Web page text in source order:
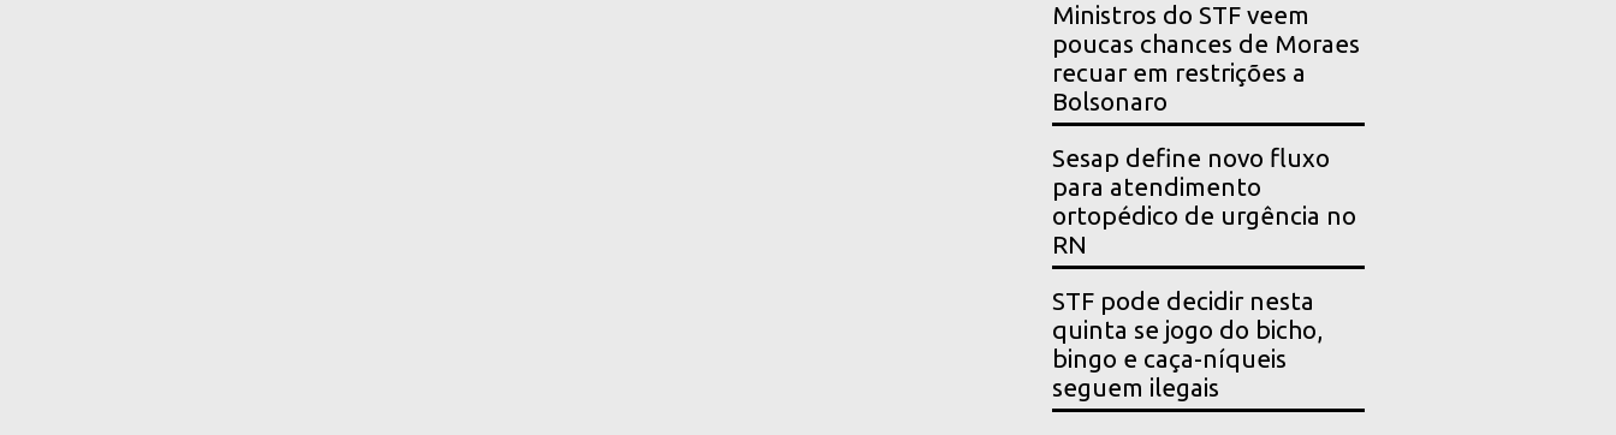
Ministros do STF veem
poucas chances de Moraes
recuar em restrições a
Bolsonaro
Sesap define novo fluxo
para atendimento
ortopédico de urgência no
RN
STF pode decidir nesta
quinta se jogo do bicho,
bingo e caça-níqueis
seguem ilegais